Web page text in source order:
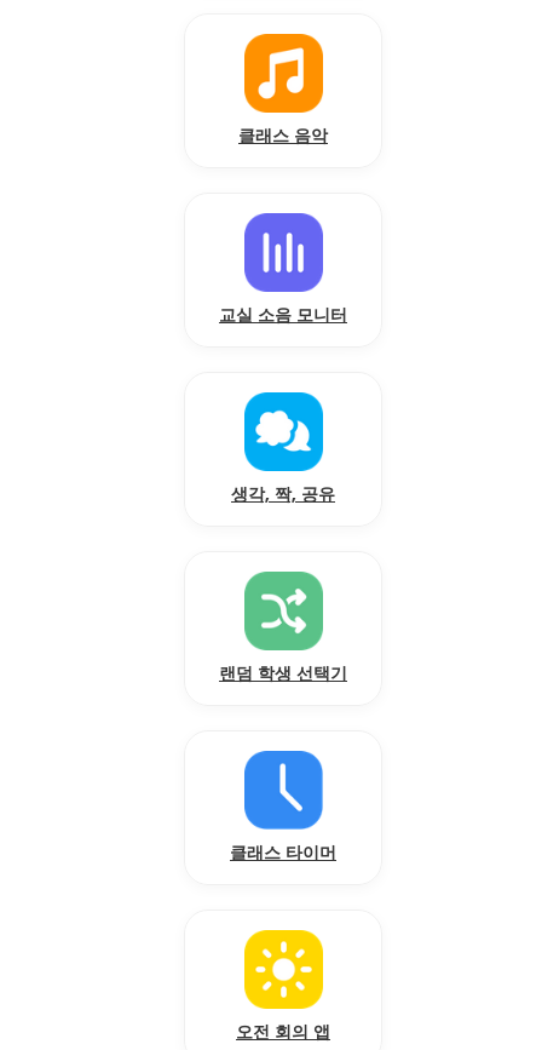
클래스 음악
교실 소음 모니터
생각, 짝, 공유
랜덤 학생 선택기
클래스 타이머
오전 회의 앱